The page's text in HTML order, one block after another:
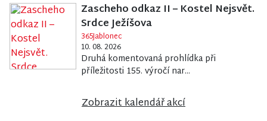
Zascheho odkaz II – Kostel Nejsvět.
Srdce Ježíšova
365Jablonec
10. 08. 2026
Druhá komentovaná prohlídka při
příležitosti 155. výročí nar...
Zobrazit kalendář akcí